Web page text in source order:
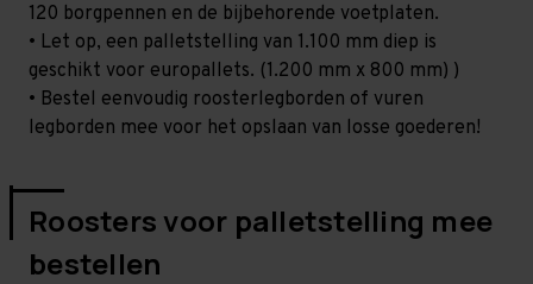
120 borgpennen en de bijbehorende voetplaten.
• Let op, een palletstelling van 1.100 mm diep is
geschikt voor europallets. (1.200 mm x 800 mm) )
• Bestel eenvoudig roosterlegborden of vuren
legborden mee voor het opslaan van losse goederen!
Roosters voor palletstelling mee
bestellen